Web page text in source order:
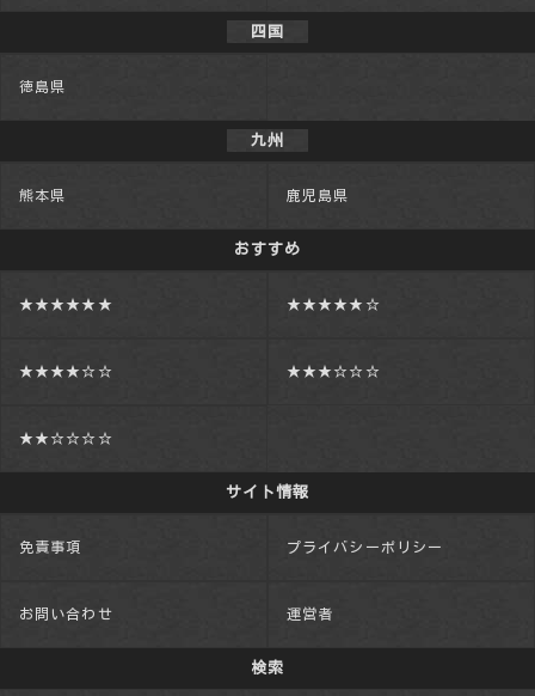
四国
徳島県
九州
熊本県 鹿児島県
おすすめ
★★★★★★ ★★★★★☆
★★★★☆☆ ★★★☆☆☆
★★☆☆☆☆
サイト情報
免責事項 プライバシーポリシー
お問い合わせ 運営者
検索